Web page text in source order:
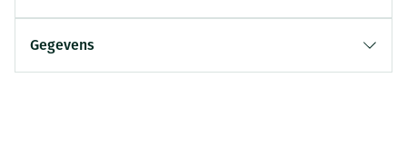
Gegevens